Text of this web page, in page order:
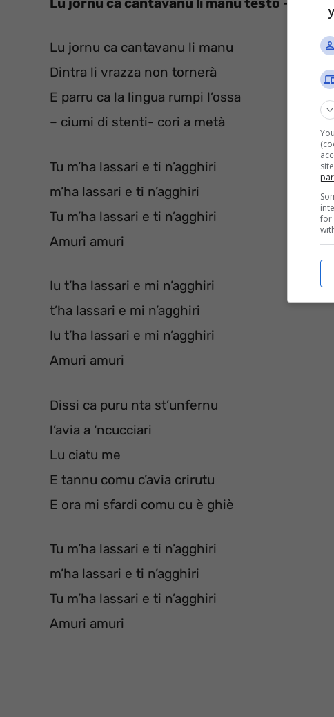
Lu jornu ca cantavanu li manu
Dintra li vrazza non tornerà
E parru ca la lingua rumpi l’ossa
– ciumi di stenti- cori a metà
Tu m’ha lassari e ti n’agghiri
m’ha lassari e ti n’agghiri
Tu m’ha lassari e ti n’agghiri
Amuri amuri
Iu t’ha lassari e mi n’agghiri
t’ha lassari e mi n’agghiri
Iu t’ha lassari e mi n’agghiri
Amuri amuri
Dissi ca puru nta st’unfernu
l’avia a ‘ncucciari
Lu ciatu me
E tannu comu c’avia crirutu
E ora mi sfardi comu cu è ghiè
Tu m’ha lassari e ti n’agghiri
m’ha lassari e ti n’agghiri
Tu m’ha lassari e ti n’agghiri
Amuri amuri
for